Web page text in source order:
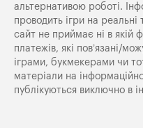
альтернативою роботі.
проводить ігри на реальні
сайт не приймає ні в якій
платежів, які пов’язані/
іграми, букмекерами чи
матеріали на
публікуються виключно в